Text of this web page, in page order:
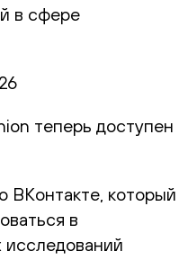
в сфере
теперь доступен
ВКонтакте, который
в
исследований